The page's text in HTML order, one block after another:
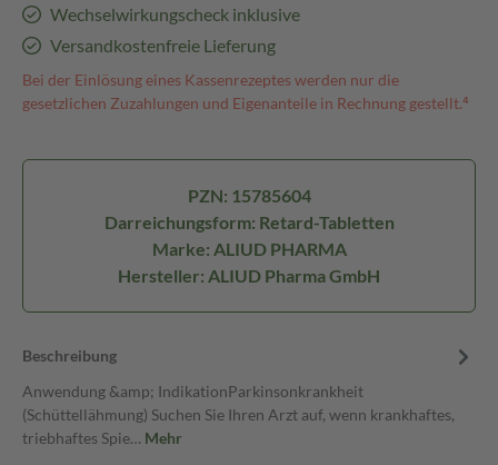
Wechselwirkungscheck inklusive
Versandkostenfreie Lieferung
Bei der Einlösung eines Kassenrezeptes werden nur die
gesetzlichen Zuzahlungen und Eigenanteile in Rechnung gestellt.⁴
PZN: 15785604
Darreichungsform: Retard-Tabletten
Marke: ALIUD PHARMA
Hersteller: ALIUD Pharma GmbH
Beschreibung
Anwendung &amp; IndikationParkinsonkrankheit
(Schüttellähmung) Suchen Sie Ihren Arzt auf, wenn krankhaftes,
triebhaftes Spie… Mehr